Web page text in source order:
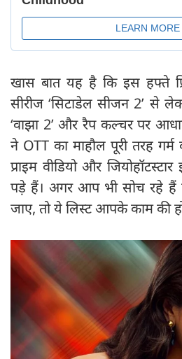
खास बात यह है कि इस हफ्ते
सीरीज ‘सिटाडेल सीजन 2’ से
‘वाझा 2’ और रैप कल्चर पर
ने OTT का माहौल पूरी तरह
प्राइम वीडियो और
पड़े हैं। अगर आप भी सोच रहे हैं
जाए, तो ये लिस्ट आपके काम की